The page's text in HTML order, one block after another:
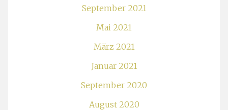
September 2021
Mai 2021
März 2021
Januar 2021
September 2020
August 2020